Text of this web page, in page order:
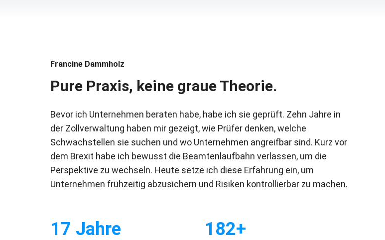
Francine Dammholz
Pure Praxis, keine graue Theorie.
Bevor ich Unternehmen beraten habe, habe ich sie geprüft. Zehn Jahre in
der Zollverwaltung haben mir gezeigt, wie Prüfer denken, welche
Schwachstellen sie suchen und wo Unternehmen angreifbar sind. Kurz vor
dem Brexit habe ich bewusst die Beamtenlaufbahn verlassen, um die
Perspektive zu wechseln. Heute setze ich diese Erfahrung ein, um
Unternehmen frühzeitig abzusichern und Risiken kontrollierbar zu machen.
17 Jahre 182+